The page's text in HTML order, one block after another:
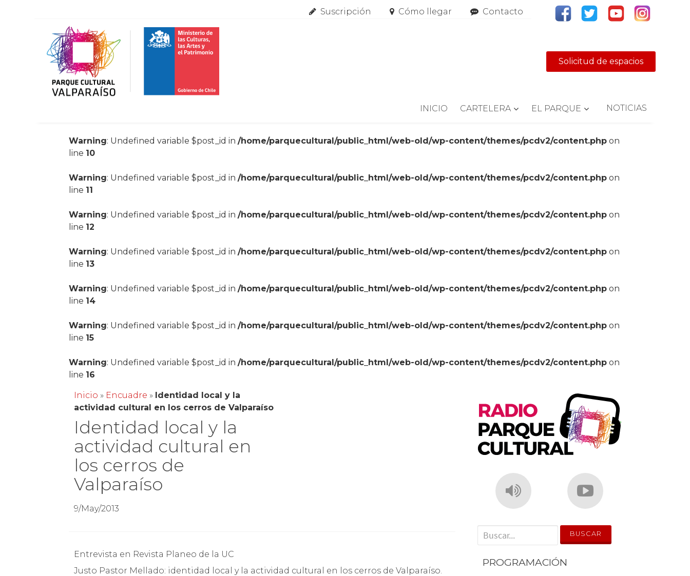
Suscripción Cómo llegar Contacto
Solicitud de espacios
INICIO CARTELERA EL PARQUE NOTICIAS
Warning: Undefined variable $post_id in/home/parquecultural/public_html/web-old/wp-content/themes/pcdv2/content.php on
line 10
Warning: Undefined variable $post_id in/home/parquecultural/public_html/web-old/wp-content/themes/pcdv2/content.php on
line 11
Warning: Undefined variable $post_id in/home/parquecultural/public_html/web-old/wp-content/themes/pcdv2/content.php on
line 12
Warning: Undefined variable $post_id in/home/parquecultural/public_html/web-old/wp-content/themes/pcdv2/content.php on
line 13
Warning: Undefined variable $post_id in/home/parquecultural/public_html/web-old/wp-content/themes/pcdv2/content.php on
line 14
Warning: Undefined variable $post_id in/home/parquecultural/public_html/web-old/wp-content/themes/pcdv2/content.php on
line 15
Warning: Undefined variable $post_id in/home/parquecultural/public_html/web-old/wp-content/themes/pcdv2/content.php on
line 16
Inicio » Encuadre » Identidad local y la
actividad cultural en los cerros de Valparaíso
Identidad local y la
actividad cultural en
los cerros de
Valparaíso
9/May/2013
Entrevista en Revista Planeo de la UC
Justo Pastor Mellado: identidad local y la actividad cultural en los cerros de Valparaíso.
' . __('Search for:') . '
PROGRAMACIÓN